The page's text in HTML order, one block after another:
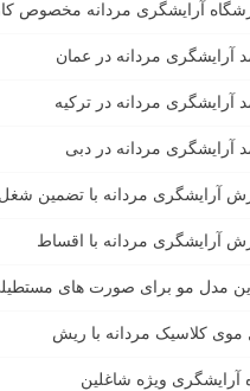
آرایشگری مردانه مخصوص
آرایشگری مردانه در عمان
آرایشگری مردانه در ترکیه
آرایشگری مردانه در دبی
آرایشگری مردانه با تضمین شغل
آرایشگری مردانه با اقساط
مدل مو برای صورت های
موی کلاسیک مردانه با ریش
آرایشگری ویژه شاغلین